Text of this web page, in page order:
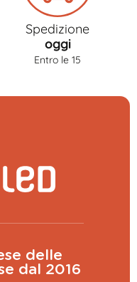
Spedizione
oggi
Entro le 15
delle
dal 2016